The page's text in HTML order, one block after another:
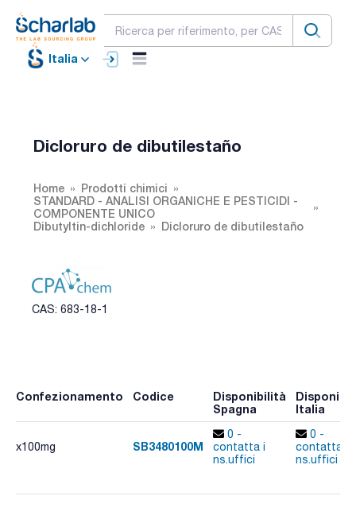
Italia
Dicloruro de dibutilestaño
Home
Prodotti chimici
STANDARD - ANALISI ORGANICHE E PESTICIDI -
COMPONENTE UNICO
Dibutyltin-dichloride
Dicloruro de dibutilestaño
CAS: 683-18-1
Confezionamento Codice
Disponibilità
Spagna
Italia
x100mg SB3480100M
0 -
contatta i
ns.uffici
0 -
contatta i
ns.uffici